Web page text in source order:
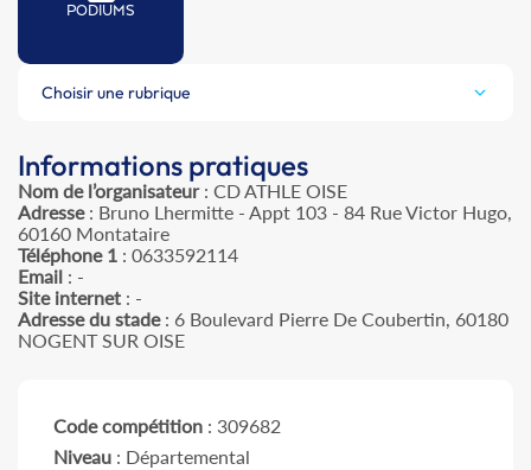
PODIUMS
Choisir une rubrique
Informations pratiques
Nom de l’organisateur: CD ATHLE OISE
Adresse: Bruno Lhermitte - Appt 103 - 84 Rue Victor Hugo,
60160 Montataire
Téléphone 1 : 0633592114
Email : -
Site internet : -
Adresse du stade: 6 Boulevard Pierre De Coubertin, 60180
NOGENT SUR OISE
Code compétition : 309682
Niveau : Départemental